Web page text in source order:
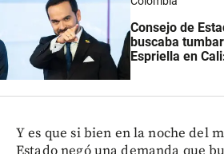
Consejo de
buscaba
Espriella en
Y es que si bien en la noche del